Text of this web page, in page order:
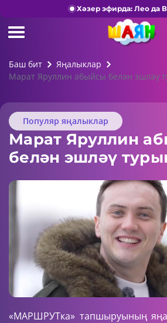
Хәзер эфирда: Лео да
Баш бит
Яңалыклар
Марат Яруллин абыйсы белән эшләү
Популяр яңалыклар
Марат Яруллин
белән эшләү
«МАРШРУТка» тапшыруының